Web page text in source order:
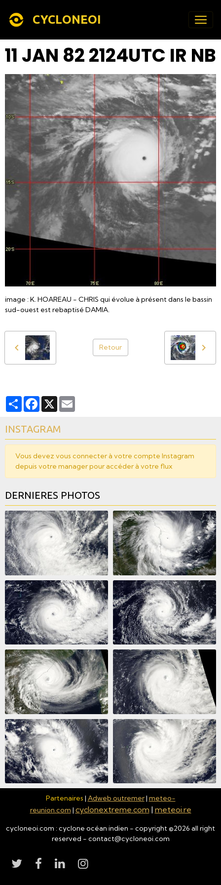
CYCLONEOI
11 JAN 82 2124UTC IR NB
image : K. HOAREAU - CHRIS qui évolue à présent dans le bassin
sud-ouest est rebaptisé DAMIA.
Retour
PartagerFacebook
X
INSTAGRAM
Vous devez vous connecter à votre compte Instagram
depuis votre manager pour accéder à votre flux
DERNIERES PHOTOS
Partenaires | Adweb outremer| meteo-
reunion.com | cyclonextreme.com | meteoi.re
cycloneoi.com : cyclone océan indien - copyright ©2026 all right
reserved - contact@cycloneoi.com